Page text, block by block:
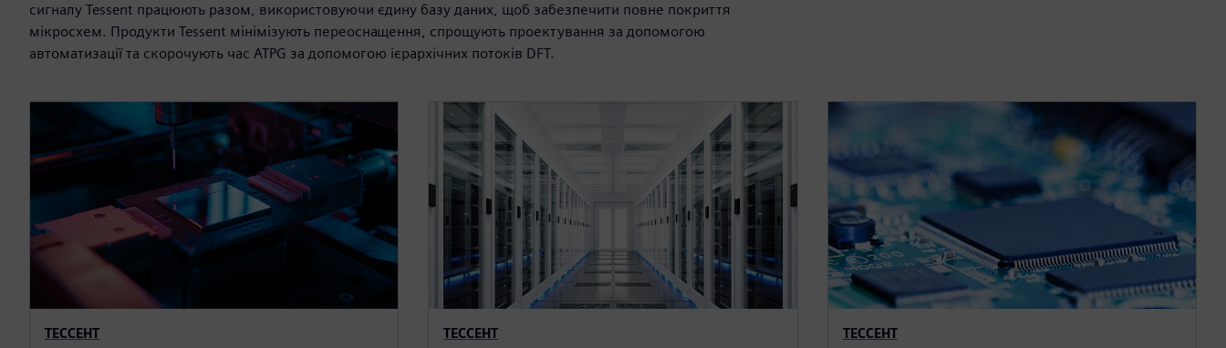
сигналу Tessent працюють разом, використовуючи єдину базу даних, щоб забезпечити повне покриття
мікросхем. Продукти Tessent мінімізують переоснащення, спрощують проектування за допомогою
автоматизації та скорочують час ATPG за допомогою ієрархічних потоків DFT.
ТЕССЕНТ ТЕССЕНТ ТЕССЕНТ